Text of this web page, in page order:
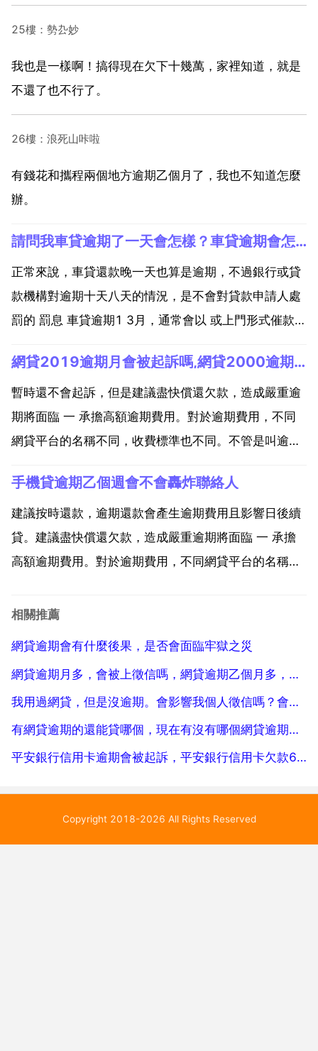
25樓：勢厹妙
我也是一樣啊！搞得現在欠下十幾萬，家裡知道，就是
不還了也不行了。
26樓：浪死山咔啦
有錢花和攜程兩個地方逾期乙個月了，我也不知道怎麼
辦。
請問我車貸逾期了一天會怎樣？車貸逾期會怎麼樣
正常來說，車貸還款晚一天也算是逾期，不過銀行或貸
款機構對逾期十天八天的情況，是不會對貸款申請人處
罰的 罰息 車貸逾期1 3月，通常會以 或上門形式催款，
錄就有可能錄入徵信系統 嚴重時，會被告上法庭，車貸
申請人無力償還時，有權將車輛強行拖走，通過法院
拍...
網貸2019逾期月會被起訴嗎,網貸2000逾期2個月會被起訴嗎？
暫時還不會起訴，但是建議盡快償還欠款，造成嚴重逾
期將面臨 一 承擔高額逾期費用。對於逾期費用，不同
網貸平台的名稱不同，收費標準也不同。不管是叫逾期
常高。因此，有能力按時還款的，千萬不要逾期。二 承
受平台花式催收。催收一般分為三個階段 第乙個階段，
剛逾...
手機貸逾期乙個週會不會轟炸聯絡人
建議按時還款，逾期還款會產生逾期費用且影響日後續
貸。建議盡快償還欠款，造成嚴重逾期將面臨 一 承擔
高額逾期費用。對於逾期費用，不同網貸平台的名稱不
其它五花八門的名字，收費標準都非常高。因此，有能
相關推薦
網貸逾期會有什麼後果，是否會面臨牢獄之災
網貸逾期月多，會被上徵信嗎，網貸逾期乙個月多，會被上徵信嗎？
我用過網貸，但是沒逾期。會影響我個人徵信嗎？會不會影響我以後貸款買車買房
有網貸逾期的還能貸哪個，現在有沒有哪個網貸逾期也能貸的
平安銀行信用卡逾期會被起訴，平安銀行信用卡欠款6000被起訴會坐牢嗎
Copyright 2018-2026 All Rights Reserved